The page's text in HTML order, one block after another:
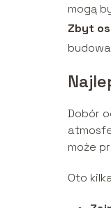
mogą
Zbyt
Dobór
może
Oto